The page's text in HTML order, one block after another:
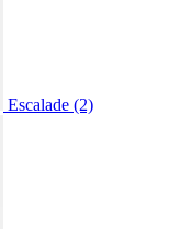
Escalade (2)